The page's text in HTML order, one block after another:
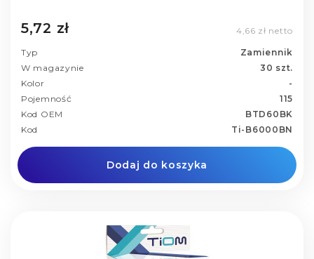
5,72 zł 4,66 zł netto
Typ
Zamiennik
W magazynie
30 szt.
Kolor
-
Pojemność
115
Kod OEM
BTD60BK
Kod
Ti-B6000BN
Dodaj do koszyka